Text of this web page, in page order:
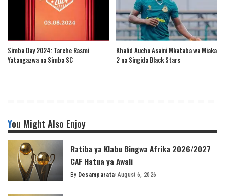
Simba Day 2024: Tarehe Rasmi
Yatangazwa na Simba SC
Khalid Aucho Asaini Mkataba wa Miaka
2 na Singida Black Stars
You Might Also Enjoy
Ratiba ya Klabu Bingwa Afrika 2026/2027
CAF Hatua ya Awali
Posted
By Desamparata August 6, 2026